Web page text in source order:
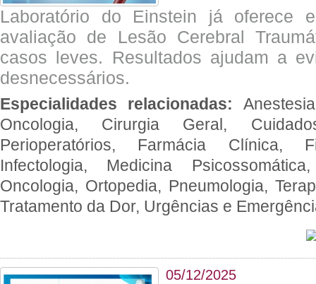
Laboratório do Einstein já oferece
avaliação de Lesão Cerebral
casos leves. Resultados ajudam a
desnecessários.
Especialidades relacionadas:
Oncologia, Cirurgia Geral,
Perioperatórios, Farmácia Clínica,
Infectologia, Medicina
Oncologia, Ortopedia, Pneumologia,
Tratamento da Dor, Urgências e
05/12/2025